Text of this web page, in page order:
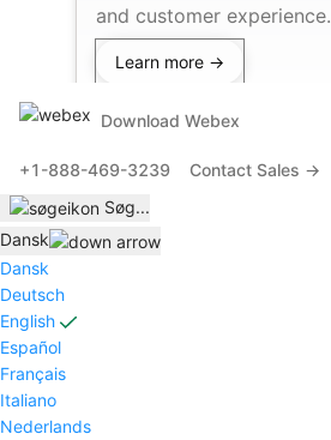
and customer experience.
Learn more →
Download Webex
+1-888-469-3239
Contact Sales →
Søg...
Dansk
Dansk
Deutsch
English
Español
Français
Italiano
Nederlands